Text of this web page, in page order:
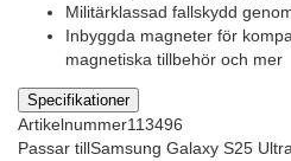
Militärklassad fallskydd
Inbyggda magneter för
magnetiska tillbehör och mer
Specifikationer
Artikelnummer113496
Passar tillSamsung Galaxy S25 Ultra